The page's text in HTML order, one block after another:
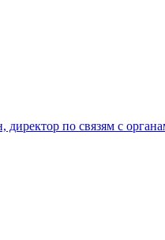
директор по связям с